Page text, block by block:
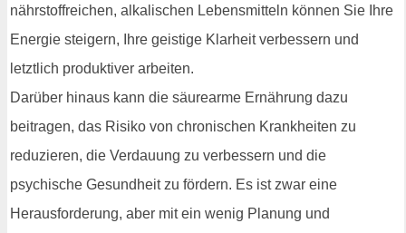
nährstoffreichen, alkalischen Lebensmitteln können Sie Ihre
Energie steigern, Ihre geistige Klarheit verbessern und
letztlich produktiver arbeiten.
Darüber hinaus kann die säurearme Ernährung dazu
beitragen, das Risiko von chronischen Krankheiten zu
reduzieren, die Verdauung zu verbessern und die
psychische Gesundheit zu fördern. Es ist zwar eine
Herausforderung, aber mit ein wenig Planung und